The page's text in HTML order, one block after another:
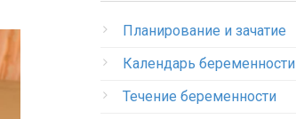
Планирование и зачатие
Календарь беременности
Течение беременности